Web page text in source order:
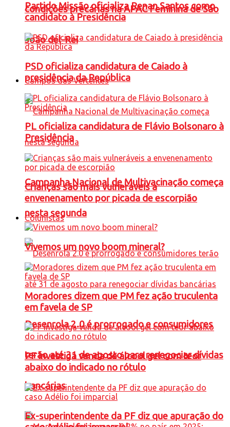
condições precárias na APAC Feminina de São
João del-Rei
Campos das Vertentes
Campanha Nacional de Multivacinação começa
nesta segunda
Desenrola 2.0 é prorrogado e consumidores
terão até 31 de agosto para renegociar dívidas
bancárias
Partido Missão oficializa Renan Santos como
candidato à Presidência
PSD oficializa candidatura de Caiado à
presidência da República
PL oficializa candidatura de Flávio Bolsonaro à
Presidência
Crianças são mais vulneráveis a
envenenamento por picada de escorpião
Colunistas
Vivemos um novo boom mineral?
Moradores dizem que PM fez ação truculenta
em favela de SP
PF investiga venda de álcool gel com teor
abaixo do indicado no rótulo
Ex-superintendente da PF diz que apuração do